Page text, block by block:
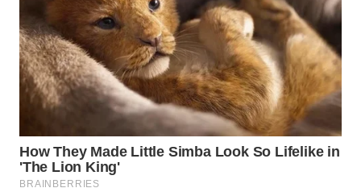
WN
KALTIM
WN
SULSEL
WN
GORONTALO